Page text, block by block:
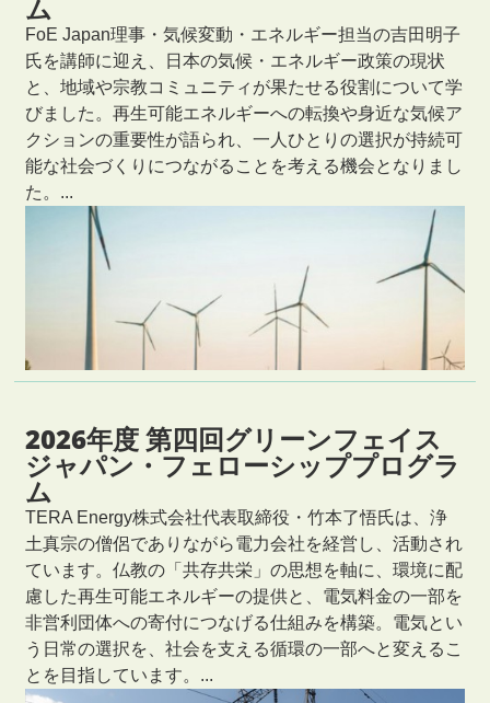
ム
FoE Japan理事・気候変動・エネルギー担当の吉田明子
氏を講師に迎え、日本の気候・エネルギー政策の現状
と、地域や宗教コミュニティが果たせる役割について学
びました。再生可能エネルギーへの転換や身近な気候ア
クションの重要性が語られ、一人ひとりの選択が持続可
能な社会づくりにつながることを考える機会となりまし
た。...
2026年度 第四回グリーンフェイス
ジャパン・フェローシッププログラ
ム
TERA Energy株式会社代表取締役・竹本了悟氏は、浄
土真宗の僧侶でありながら電力会社を経営し、活動され
ています。仏教の「共存共栄」の思想を軸に、環境に配
慮した再生可能エネルギーの提供と、電気料金の一部を
非営利団体への寄付につなげる仕組みを構築。電気とい
う日常の選択を、社会を支える循環の一部へと変えるこ
とを目指しています。...